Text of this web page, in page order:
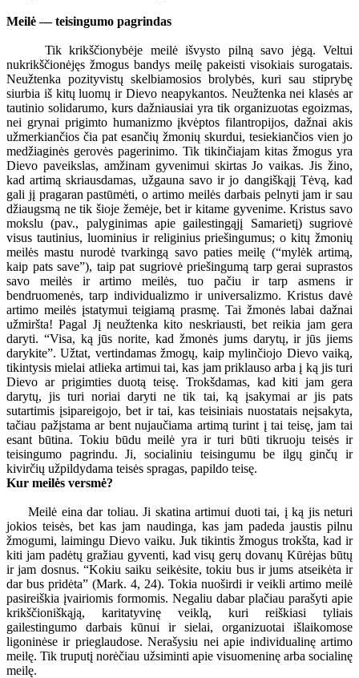
Meilė — teisingumo pagrindas
Tik krikščionybėje meilė išvysto pilną savo jėgą. Veltui
nukrikščionėjęs žmogus bandys meilę pakeisti visokiais surogatais.
Neužtenka pozityvistų skelbiamosios brolybės, kuri sau stiprybę
siurbia iš kitų luomų ir Dievo neapykantos. Neužtenka nei klasės ar
tautinio solidarumo, kurs dažniausiai yra tik organizuotas egoizmas,
nei grynai prigimto humanizmo įkvėptos filantropijos, dažnai akis
užmerkiančios čia pat esančių žmonių skurdui, tesiekiančios vien jo
medžiaginės gerovės pagerinimo. Tik tikinčiajam kitas žmogus yra
Dievo paveikslas, amžinam gyvenimui skirtas Jo vaikas. Jis žino,
kad artimą skriausdamas, užgauna savo ir jo dangiškąjį Tėvą, kad
gali jį pragaran pastūmėti, o artimo meilės darbais pelnyti jam ir sau
džiaugsmą ne tik šioje žemėje, bet ir kitame gyvenime. Kristus savo
mokslu (pav., palyginimas apie gailestingąjį Samarietį) sugriovė
visus tautinius, luominius ir religinius priešingumus; o kitų žmonių
meilės mastu nurodė tvarkingą savo paties meilę (“mylėk artimą,
kaip pats save”), taip pat sugriovė priešingumą tarp gerai suprastos
savo meilės ir artimo meilės, tuo pačiu ir tarp asmens ir
bendruomenės, tarp individualizmo ir universalizmo. Kristus davė
artimo meilės įstatymui teigiamą prasmę. Tai žmonės labai dažnai
užmiršta! Pagal Jį neužtenka kito neskriausti, bet reikia jam gera
daryti. “Visa, ką jūs norite, kad žmonės jums darytų, ir jūs jiems
darykite”. Užtat, vertindamas žmogų, kaip mylinčiojo Dievo vaiką,
tikintysis mielai atlieka artimui tai, kas jam priklauso arba į ką jis turi
Dievo ar prigimties duotą teisę. Trokšdamas, kad kiti jam gera
darytų, jis turi noriai daryti ne tik tai, ką įsakymai ar jis pats
sutartimis įsipareigojo, bet ir tai, kas teisiniais nuostatais neįsakyta,
tačiau pažįstama ar bent nujaučiama artimą turint į tai teisę, jam tai
esant būtina. Tokiu būdu meilė yra ir turi būti tikruoju teisės ir
teisingumo pagrindu. Ji, socialiniu teisingumu be ilgų ginčų ir
kivirčių užpildydama teisės spragas, papildo teisę.
Kur meilės versmė?
Meilė eina dar toliau. Ji skatina artimui duoti tai, į ką jis neturi
jokios teisės, bet kas jam naudinga, kas jam padeda jaustis pilnu
žmogumi, laimingu Dievo vaiku. Juk tikintis žmogus trokšta, kad ir
kiti jam padėtų gražiau gyventi, kad visų gerų dovanų Kūrėjas būtų
ir jam dosnus. “Kokiu saiku seikėsite, tokiu bus ir jums atseikėta ir
dar bus pridėta” (Mark. 4, 24). Tokia nuoširdi ir veikli artimo meilė
pasireiškia įvairiomis formomis. Negaliu dabar plačiau parašyti apie
krikščioniškąją, karitatyvinę veiklą, kuri reiškiasi tyliais
gailestingumo darbais kūnui ir sielai, organizuotai išlaikomose
ligoninėse ir prieglaudose. Nerašysiu nei apie individualinę artimo
meilę. Tik truputį norėčiau užsiminti apie visuomeninę arba socialinę
meilę.